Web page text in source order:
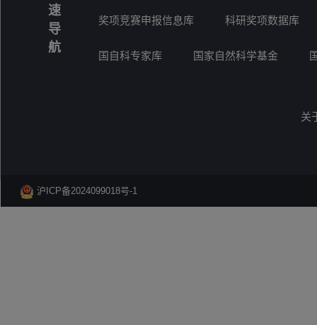
速
导
航
奖项竞赛申报信息库 科研奖项数据库
国自科专家库 国家自然科学基金
关
沪ICP备2024099018号-1